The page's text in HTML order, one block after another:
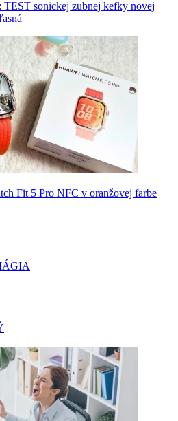
TEST sonickej zubnej kefky novej
Fit 5 Pro NFC v oranžovej farbe